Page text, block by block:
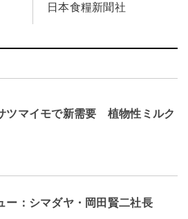
日本食糧新聞社
ツマイモで新需要 植物性ミルク
ー：シマダヤ・岡田賢二社長